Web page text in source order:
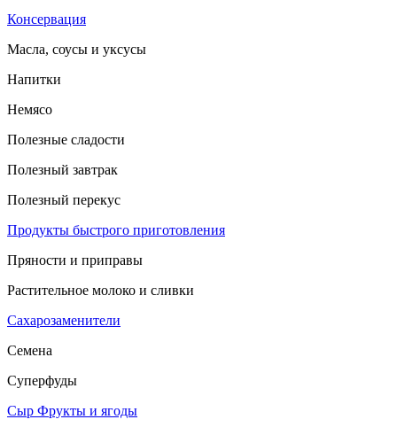
Консервация
Масла, соусы и уксусы
Напитки
Немясо
Полезные сладости
Полезный завтрак
Полезный перекус
Продукты быстрого приготовления
Пряности и приправы
Растительное молоко и сливки
Сахарозаменители
Семена
Суперфуды
Сыр Фрукты и ягоды